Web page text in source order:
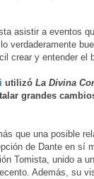
asistir a eventos
verdaderamente
crear y entender el
utilizó La Divina
grandes
que una posible
de Dante en sí
Tomista, unido a
Además, su